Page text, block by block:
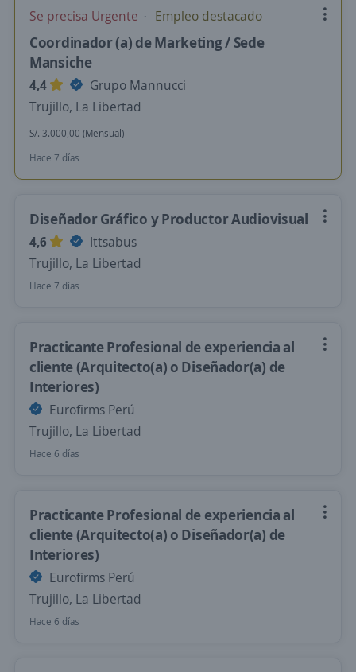
Se precisa Urgente Empleo destacado
Coordinador (a) de Marketing / Sede
Mansiche
4,4
Grupo Mannucci
Trujillo, La Libertad
S/. 3.000,00 (Mensual)
Hace 7 días
Diseñador Gráfico y Productor Audiovisual
4,6
Ittsabus
Trujillo, La Libertad
Hace 7 días
Practicante Profesional de experiencia al
cliente (Arquitecto(a) o Diseñador(a) de
Interiores)
Eurofirms Perú
Trujillo, La Libertad
Hace 6 días
Practicante Profesional de experiencia al
cliente (Arquitecto(a) o Diseñador(a) de
Interiores)
Eurofirms Perú
Trujillo, La Libertad
Hace 6 días